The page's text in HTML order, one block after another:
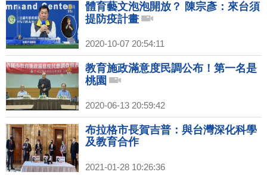
體育藝文泡泡開放？ 陳宗彥：來台須
提防疫計畫
2020-10-07 20:54:11
教育施政滿意度民調公布！第一名是
桃園
2020-06-13 20:59:42
布拉格市長賀吉普：與台灣深化科學
及教育合作
2021-01-28 10:26:36